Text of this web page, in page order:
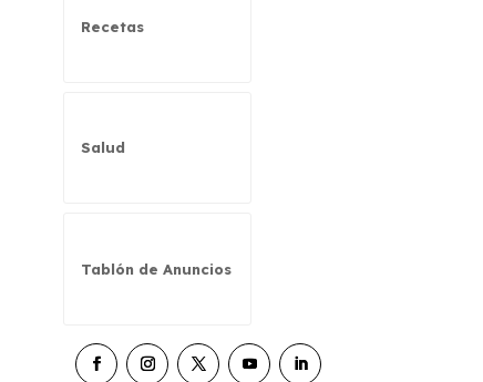
Recetas
Salud
Tablón de Anuncios